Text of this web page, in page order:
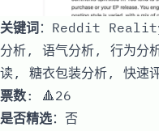
关键词：Reddit
分析, 语气分析, 行为分
读, 糖衣包装分析, 快速
票数: 🔺26
是否精选：否